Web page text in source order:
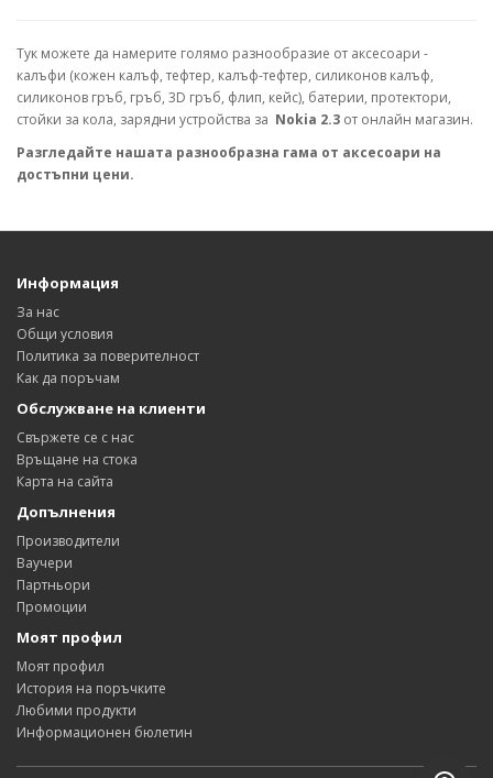
Тук можете да намерите голямо разнообразие от аксесоари -
калъфи (кожен калъф, тефтер, калъф-тефтер, силиконов калъф,
силиконов гръб, гръб, 3D гръб, флип, кейс), батерии, протектори,
стойки за кола, зарядни устройства за Nokia 2.3 от онлайн магазин.
Разгледайте нашата разнообразна гама от аксесоари на
достъпни цени.
Информация
За нас
Общи условия
Политика за поверителност
Как да поръчам
Обслужване на клиенти
Свържете се с нас
Връщане на стока
Карта на сайта
Допълнения
Производители
Ваучери
Партньори
Промоции
Моят профил
Моят профил
История на поръчките
Любими продукти
Информационен бюлетин